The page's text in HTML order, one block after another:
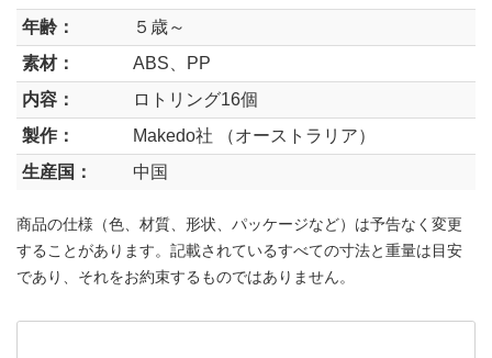
年齢：
５歳～
素材：
ABS、PP
内容：
ロトリング16個
製作：
Makedo社 （オーストラリア）
生産国：
中国
商品の仕様（色、材質、形状、パッケージなど）は予告なく変更
することがあります。記載されているすべての寸法と重量は目安
であり、それをお約束するものではありません。